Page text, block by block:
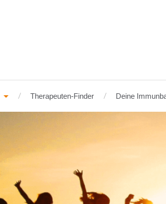
Therapeuten-Finder Deine